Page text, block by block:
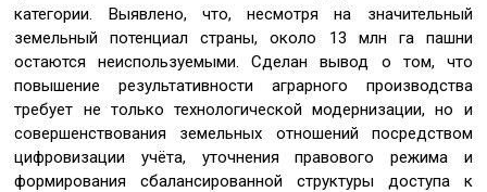
категории. Выявлено, что, несмотря на значительный
земельный потенциал страны, около 13 млн га пашни
остаются неиспользуемыми. Сделан вывод о том, что
повышение результативности аграрного производства
требует не только технологической модернизации, но и
совершенствования земельных отношений посредством
цифровизации учёта, уточнения правового режима и
формирования сбалансированной структуры доступа к